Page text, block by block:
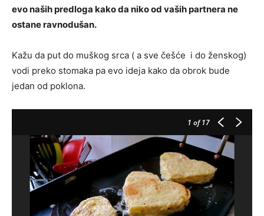
evo naših predloga kako da niko od vaših partnera ne
ostane ravnodušan.
Kažu da put do muškog srca ( a sve češće i do ženskog)
vodi preko stomaka pa evo ideja kako da obrok bude
jedan od poklona.
1 of 17